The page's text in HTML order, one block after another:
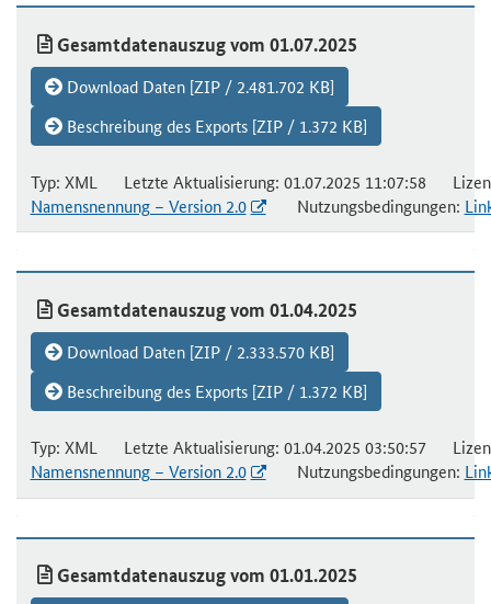
Gesamtdatenauszug vom 01.07.2025
Download Daten [ZIP / 2.481.702 KB]
Beschreibung des Exports [ZIP / 1.372 KB]
Typ: XML Letzte Aktualisierung: 01.07.2025 11:07:58
Namensnennung – Version 2.0
Nutzungsbedingungen:
Gesamtdatenauszug vom 01.04.2025
Download Daten [ZIP / 2.333.570 KB]
Beschreibung des Exports [ZIP / 1.372 KB]
Typ: XML Letzte Aktualisierung: 01.04.2025 03:50:57
Namensnennung – Version 2.0
Nutzungsbedingungen:
Gesamtdatenauszug vom 01.01.2025